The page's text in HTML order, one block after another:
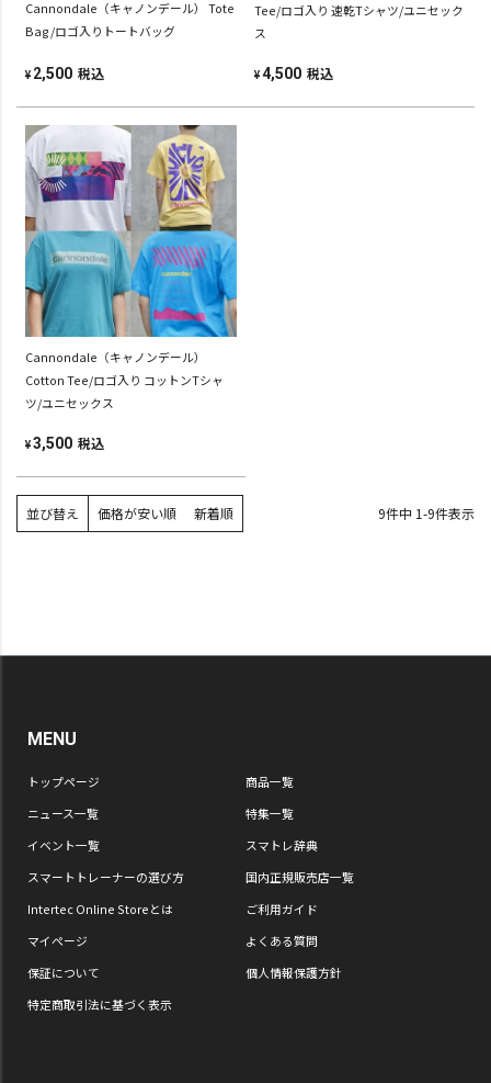
Cannondale（キャノンデール） Tote
Bag/ロゴ入りトートバッグ
¥ 2,500 税込
Tee/ロゴ入り 速乾Tシャツ/ユニセック
ス
¥4,500 税込
Cannondale（キャノンデール）
Cotton Tee/ロゴ入り コットンTシャ
ツ/ユニセックス
¥3,500 税込
並び替え 価格が安い順 新着順 9件中 1-9件表示
MENU
トップページ
商品一覧
ニュース一覧
特集一覧
イベント一覧
スマトレ辞典
スマートトレーナーの選び方
国内正規販売店一覧
Intertec Online Storeとは
ご利用ガイド
マイページ
よくある質問
保証について
個人情報保護方針
特定商取引法に基づく表示